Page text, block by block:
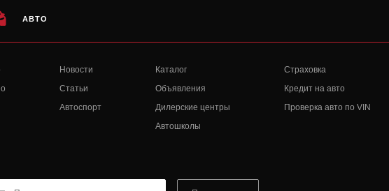
АВТО
Новости
Статьи
Автоспорт
Каталог
Объявления
Дилерские центры
Автошколы
Страховка
Кредит на авто
Проверка авто по VIN